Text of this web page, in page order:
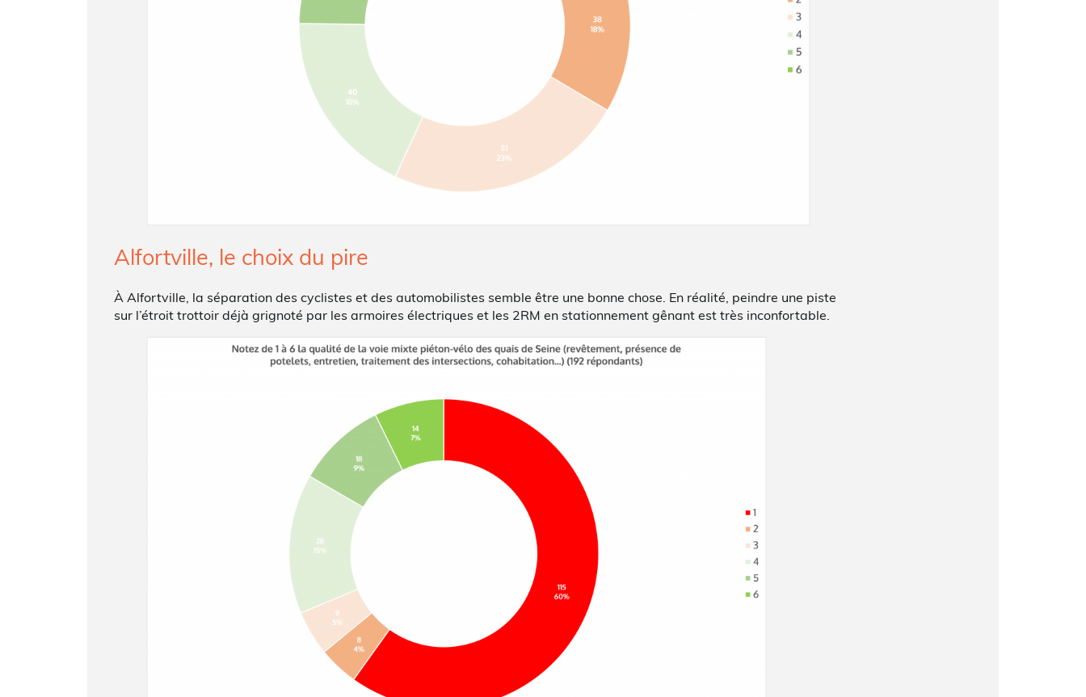
Alfortville, le choix du pire
À Alfortville, la séparation des cyclistes et des automobilistes semble être une bonne chose. En réalité, peindre une piste
sur l’étroit trottoir déjà grignoté par les armoires électriques et les 2RM en stationnement gênant est très inconfortable.